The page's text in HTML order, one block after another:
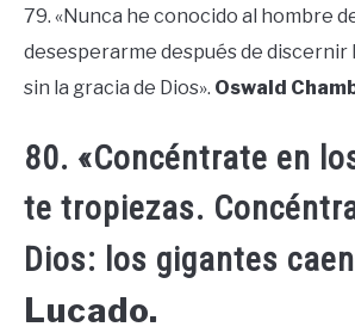
79. «Nunca he conocido al hombre
desesperarme después de discernir
sin la gracia de Dios». Oswald
80. «Concéntrate en
te tropiezas.
Dios: los gigantes
Lucado.